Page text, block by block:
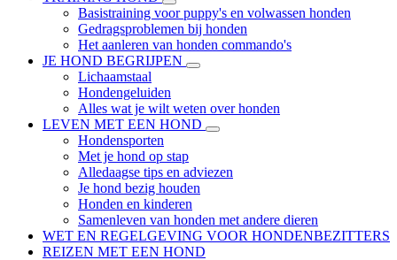
Basistraining voor puppy's en volwassen honden
Gedragsproblemen bij honden
Het aanleren van honden commando's
JE HOND BEGRIJPEN
Lichaamstaal
Hondengeluiden
Alles wat je wilt weten over honden
LEVEN MET EEN HOND
Hondensporten
Met je hond op stap
Alledaagse tips en adviezen
Je hond bezig houden
Honden en kinderen
Samenleven van honden met andere dieren
WET EN REGELGEVING VOOR HONDENBEZITTERS
REIZEN MET EEN HOND